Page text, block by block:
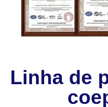
Linha de